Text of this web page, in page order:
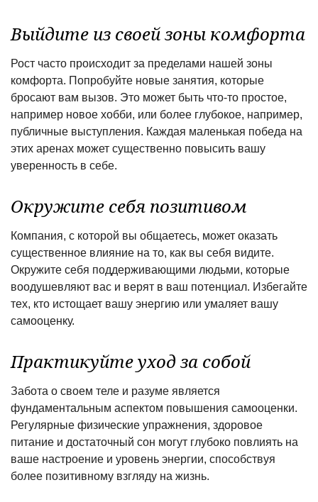
Выйдите из своей зоны комфорта
Рост часто происходит за пределами нашей зоны
комфорта. Попробуйте новые занятия, которые
бросают вам вызов. Это может быть что-то простое,
например новое хобби, или более глубокое, например,
публичные выступления. Каждая маленькая победа на
этих аренах может существенно повысить вашу
уверенность в себе.
Окружите себя позитивом
Компания, с которой вы общаетесь, может оказать
существенное влияние на то, как вы себя видите.
Окружите себя поддерживающими людьми, которые
воодушевляют вас и верят в ваш потенциал. Избегайте
тех, кто истощает вашу энергию или умаляет вашу
самооценку.
Практикуйте уход за собой
Забота о своем теле и разуме является
фундаментальным аспектом повышения самооценки.
Регулярные физические упражнения, здоровое
питание и достаточный сон могут глубоко повлиять на
ваше настроение и уровень энергии, способствуя
более позитивному взгляду на жизнь.